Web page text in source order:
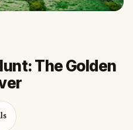
The Golden